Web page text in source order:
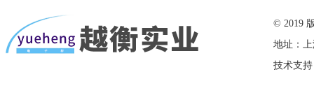
© 2019
地址：
技术支